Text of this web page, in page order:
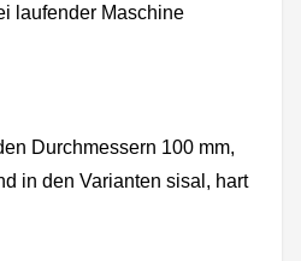
laufender Maschine
Durchmessern 100 mm,
in den Varianten sisal, hart